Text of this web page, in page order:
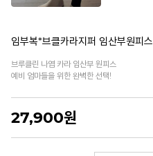
임부복*브클카라지퍼 임산부원피스
브루클린 나염 카라 임산부 원피스
예비 엄마들을 위한 완벽한 선택!
27,900원